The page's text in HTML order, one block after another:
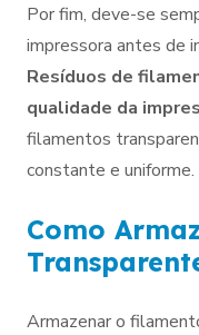
Por fim, deve-se
impressora antes de
Resíduos de
qualidade da
filamentos
constante e uniforme.
Como
Armazenar o